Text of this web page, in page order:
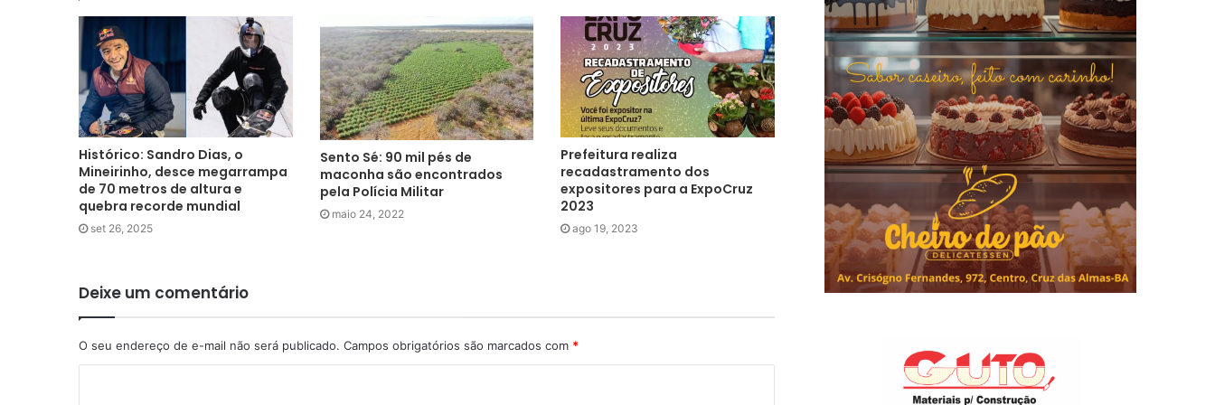
Histórico: Sandro Dias, o
Mineirinho, desce megarrampa
de 70 metros de altura e
quebra recorde mundial
set 26, 2025
Sento Sé: 90 mil pés de
maconha são encontrados
pela Polícia Militar
maio 24, 2022
Prefeitura realiza
recadastramento dos
expositores para a ExpoCruz
2023
ago 19, 2023
Deixe um comentário
O seu endereço de e-mail não será publicado. Campos obrigatórios são marcados com *